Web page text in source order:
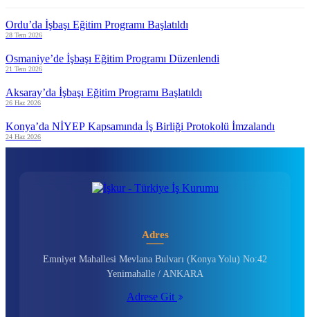
Ordu’da İşbaşı Eğitim Programı Başlatıldı
28 Tem 2026
Osmaniye’de İşbaşı Eğitim Programı Düzenlendi
21 Tem 2026
Aksaray’da İşbaşı Eğitim Programı Başlatıldı
26 Haz 2026
Konya’da NİYEP Kapsamında İş Birliği Protokolü İmzalandı
24 Haz 2026
Adres
Emniyet Mahallesi Mevlana Bulvarı (Konya Yolu) No:42
Yenimahalle / ANKARA
Adrese Git